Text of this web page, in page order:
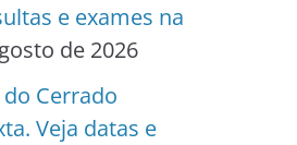
e exames na
de 2026
do Cerrado
Veja datas e